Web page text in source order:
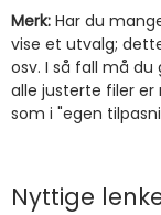
Merk: Har du
vise et utvalg;
osv. I så fall må du
alle justerte filer
som i "egen
Nyttige